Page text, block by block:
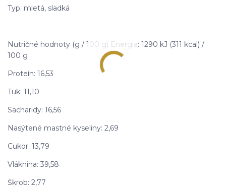
Typ: mletá, sladká
Nutričné hodnoty (g / 100 g) Energia: 1290 kJ (311 kcal) /
100 g
Proteín: 16,53
Tuk: 11,10
Sacharidy: 16,56
Nasýtené mastné kyseliny: 2,69
Cukor: 13,79
Vláknina: 39,58
Škrob: 2,77